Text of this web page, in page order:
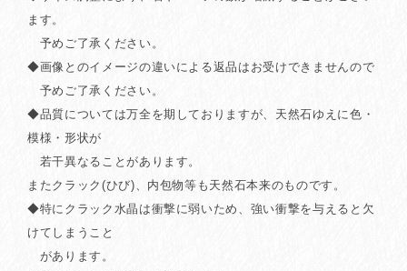
ます。
予めご了承ください。
◆画像とのイメージの違いによる返品はお受けできませんので
予めご了承ください。
◆品質については万全を期しておりますが、天然石ゆえに色・
模様・形状が
若干異なることがあります。
またクラック(ひび)、内包物等も天然石本来のものです。
◆特にクラック水晶は衝撃に弱いため、強い衝撃を与えると欠
けてしまうこと
があります。